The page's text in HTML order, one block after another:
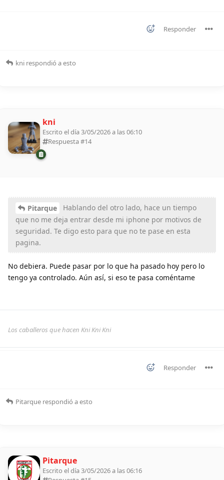
Responder
kni respondió a esto
kni
Escrito el día 3/05/2026 a las 06:10
Respuesta #14
Pitarque
Hablando del otro lado, hace un tiempo
que no me deja entrar desde mi iphone por motivos de
seguridad. Te digo esto para que no te pase en esta
pagina.
No debiera. Puede pasar por lo que ha pasado hoy pero lo
tengo ya controlado. Aún así, si eso te pasa coméntame
Los caballeros que hacen Kni Kni Kni
Responder
Pitarque respondió a esto
Pitarque
Escrito el día 3/05/2026 a las 06:16